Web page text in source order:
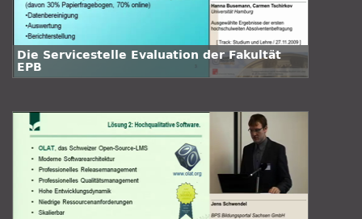
Die Servicestelle Evaluation der Fakultät
EPB